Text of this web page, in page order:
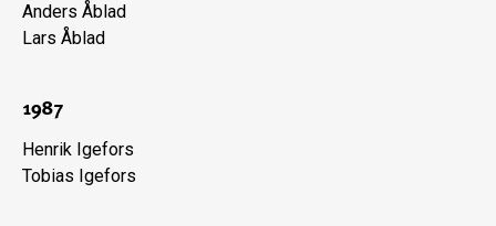
Anders Åblad
Lars Åblad
1987
Henrik Igefors
Tobias Igefors